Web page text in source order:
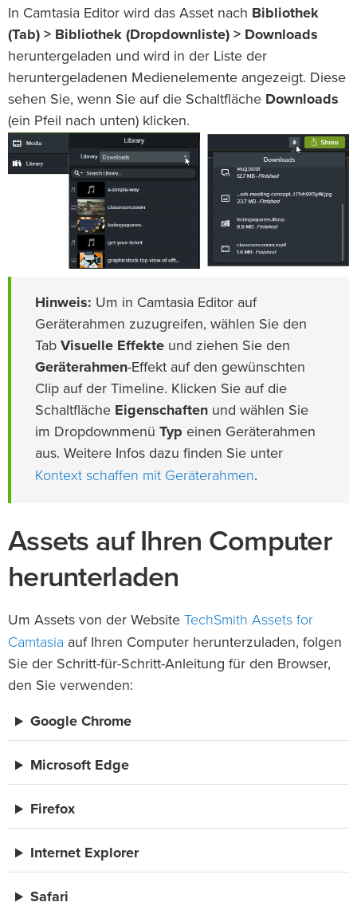
In Camtasia Editor wird das Asset nach Bibliothek
(Tab) > Bibliothek (Dropdownliste) > Downloads
heruntergeladen und wird in der Liste der
heruntergeladenen Medienelemente angezeigt. Diese
sehen Sie, wenn Sie auf die Schaltfläche Downloads
(ein Pfeil nach unten) klicken.
Hinweis: Um in Camtasia Editor auf
Geräterahmen zuzugreifen, wählen Sie den
Tab Visuelle Effekte und ziehen Sie den
Geräterahmen-Effekt auf den gewünschten
Clip auf der Timeline. Klicken Sie auf die
Schaltfläche Eigenschaften und wählen Sie
im Dropdownmenü Typ einen Geräterahmen
aus. Weitere Infos dazu finden Sie unter
Kontext schaffen mit Geräterahmen.
Assets auf Ihren Computer
herunterladen
Um Assets von der Website TechSmith Assets for
Camtasia auf Ihren Computer herunterzuladen, folgen
Sie der Schritt-für-Schritt-Anleitung für den Browser,
den Sie verwenden:
Google Chrome
Microsoft Edge
Firefox
Internet Explorer
Safari